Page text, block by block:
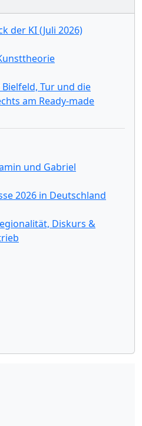
der KI (Juli 2026)
Tur und die
am Ready-made
und Gabriel
2026 in Deutschland
Diskurs &